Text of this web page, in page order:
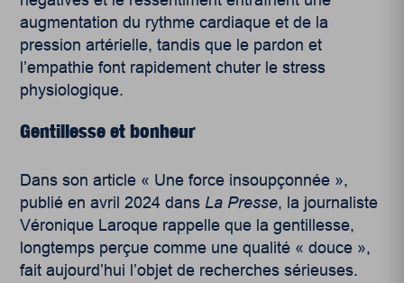
augmentation du rythme cardiaque et de la
pression artérielle, tandis que le pardon et
l’empathie font rapidement chuter le stress
physiologique.
Gentillesse et bonheur
Dans son article « Une force insoupçonnée »,
publié en avril 2024 dansLa Presse, la journaliste
Véronique Laroque rappelle que la gentillesse,
longtemps perçue comme une qualité « douce »,
fait aujourd’hui l’objet de recherches sérieuses.